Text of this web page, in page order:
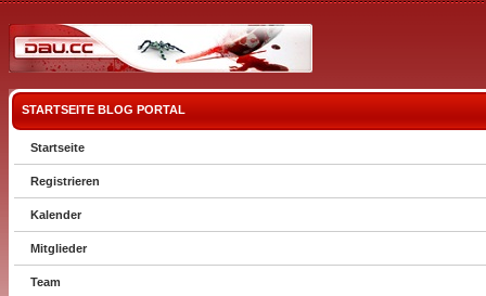
STARTSEITE BLOG PORTAL
Startseite
Registrieren
Kalender
Mitglieder
Team